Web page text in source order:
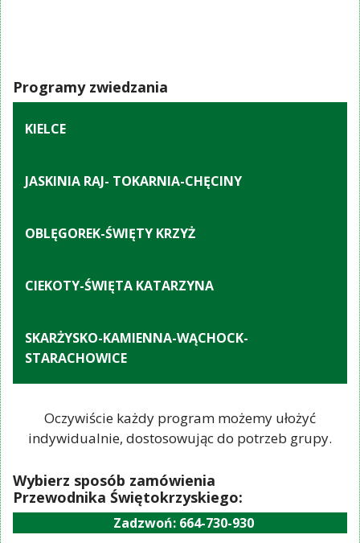
Programy zwiedzania
KIELCE
JASKINIA RAJ- TOKARNIA-CHĘCINY
OBLĘGOREK-ŚWIĘTY KRZYŻ
CIEKOTY-ŚWIĘTA KATARZYNA
SKARŻYSKO-KAMIENNA-WĄCHOCK-
STARACHOWICE
Oczywiście każdy program możemy ułożyć
indywidualnie, dostosowując do potrzeb grupy.
Wybierz sposób zamówienia
Przewodnika Świętokrzyskiego:
Zadzwoń: 664-730-930